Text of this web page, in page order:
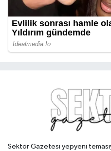
Sektör Gazetesi yepyeni